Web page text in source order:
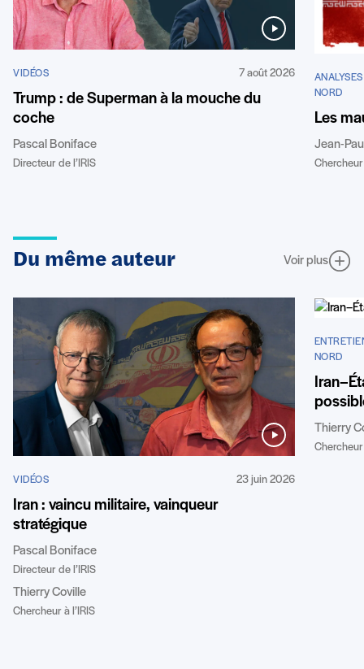
VIDÉOS 7 août 2026
Trump : de Superman à la mouche du
coche
Pascal Boniface
Directeur de l’IRIS
NORD
Les
Jean-
Chercheur
Du même auteur Voir plus
VIDÉOS 23 juin 2026
Iran : vaincu militaire, vainqueur
stratégique
Pascal Boniface
Directeur de l’IRIS
Thierry Coville
Chercheur à l’IRIS
NORD
Thierry
Chercheur